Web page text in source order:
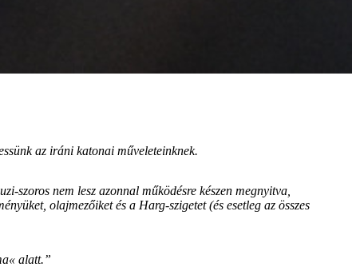
az iráni katonai műveleteinknek.
nem lesz azonnal működésre készen megnyitva,
olajmezőiket és a Harg-szigetet (és esetleg az összes
alatt.”